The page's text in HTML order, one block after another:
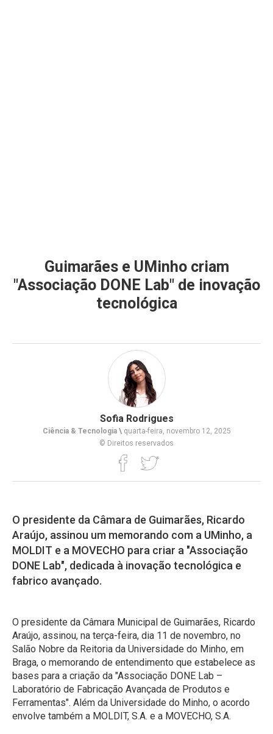
Guimarães e UMinho criam
"Associação DONE Lab" de inovação
tecnológica
Sofia Rodrigues
Ciência & Tecnologia \quarta-feira, novembro 12, 2025
© Direitos reservados
O presidente da Câmara de Guimarães, Ricardo
Araújo, assinou um memorando com a UMinho, a
MOLDIT e a MOVECHO para criar a "Associação
DONE Lab", dedicada à inovação tecnológica e
fabrico avançado.
O presidente da Câmara Municipal de Guimarães, Ricardo
Araújo, assinou, na terça-feira, dia 11 de novembro, no
Salão Nobre da Reitoria da Universidade do Minho, em
Braga, o memorando de entendimento que estabelece as
bases para a criação da "Associação DONE Lab –
Laboratório de Fabricação Avançada de Produtos e
Ferramentas". Além da Universidade do Minho, o acordo
envolve também a MOLDIT, S.A. e a MOVECHO, S.A.